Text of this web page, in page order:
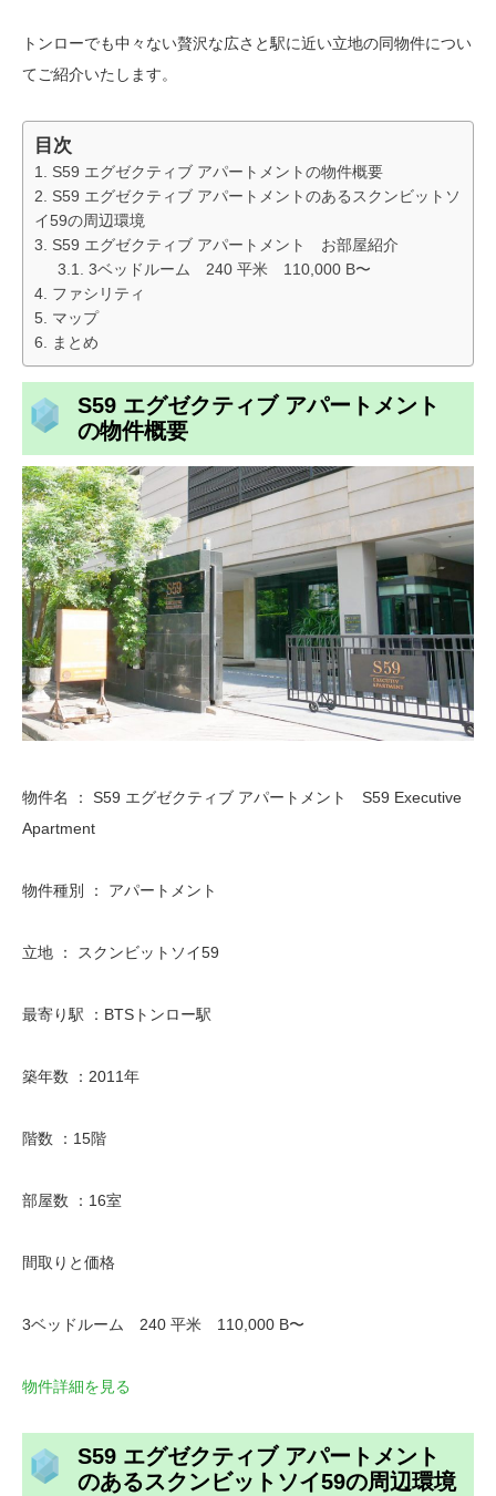
トンローでも中々ない贅沢な広さと駅に近い立地の同物件につい
てご紹介いたします。
目次
S59 エグゼクティブ アパートメントの物件概要
S59 エグゼクティブ アパートメントのあるスクンビットソ
イ59の周辺環境
S59 エグゼクティブ アパートメント お部屋紹介
3ベッドルーム 240 平米 110,000 B〜
ファシリティ
マップ
まとめ
S59 エグゼクティブ アパートメント
の物件概要
物件名 ： S59 エグゼクティブ アパートメント S59 Executive
Apartment
物件種別 ： アパートメント
立地 ： スクンビットソイ59
最寄り駅 ：BTSトンロー駅
築年数 ：2011年
階数 ：15階
部屋数 ：16室
間取りと価格
3ベッドルーム 240 平米 110,000 B〜
物件詳細を見る
S59 エグゼクティブ アパートメント
のあるスクンビットソイ59の周辺環境